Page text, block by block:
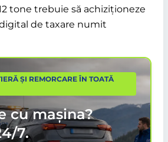
tone trebuie să achiziționeze
de taxare numit
ȘI REMORCARE ÎN TOATĂ
cu mașina?
7.